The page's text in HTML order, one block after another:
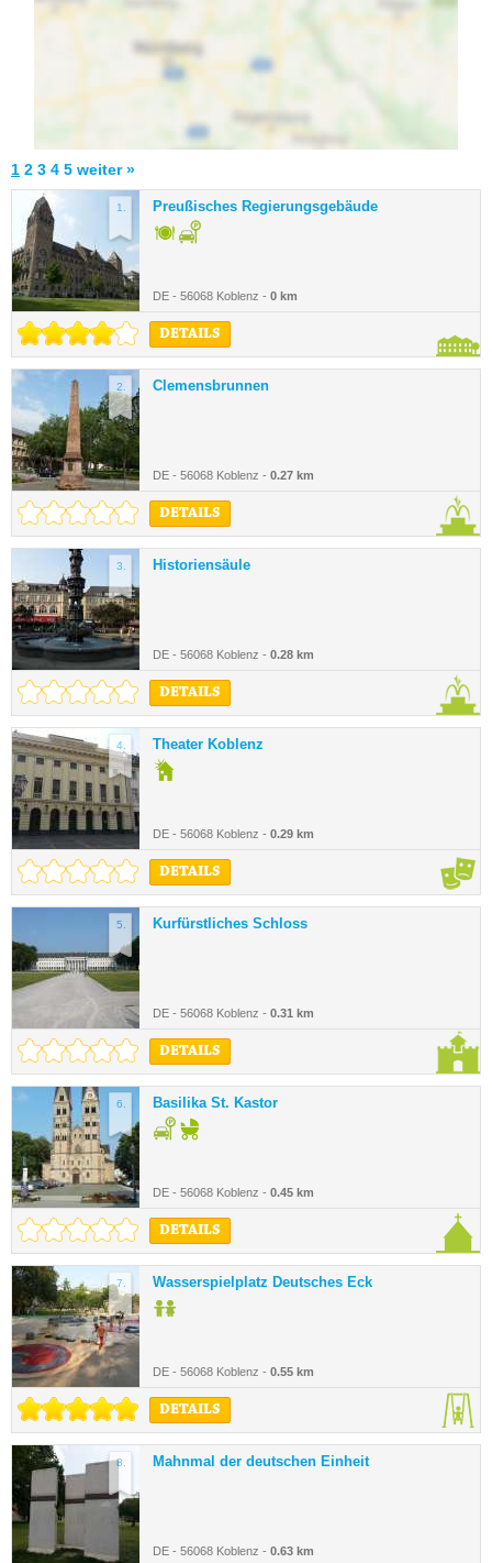
1 2 3 4 5 weiter »
1. Preußisches Regierungsgebäude
DE - 56068 Koblenz - 0 km
DETAILS
2. Clemensbrunnen
DE - 56068 Koblenz - 0.27 km
DETAILS
3. Historiensäule
DE - 56068 Koblenz - 0.28 km
DETAILS
4. Theater Koblenz
DE - 56068 Koblenz - 0.29 km
DETAILS
5. Kurfürstliches Schloss
DE - 56068 Koblenz - 0.31 km
DETAILS
6. Basilika St. Kastor
DE - 56068 Koblenz - 0.45 km
DETAILS
7. Wasserspielplatz Deutsches Eck
DE - 56068 Koblenz - 0.55 km
DETAILS
8. Mahnmal der deutschen Einheit
DE - 56068 Koblenz - 0.63 km